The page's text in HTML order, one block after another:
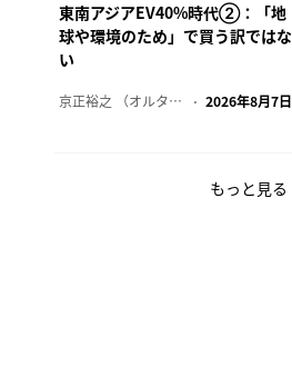
東南アジアEV40%時代②：「地
球や環境のため」で買う訳ではな
い
京正裕之 （オルタナ副編集長） 2026年8月7日
もっと見る